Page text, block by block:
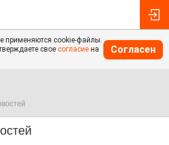
применяются cookie-файлы.
свое согласие на
Согласен